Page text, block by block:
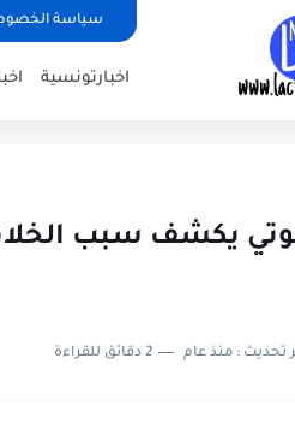
سياسة
اخبارتونسية
يكشف سبب الخلاف
تحديث : منذ عام 2 دقائق للقراءة